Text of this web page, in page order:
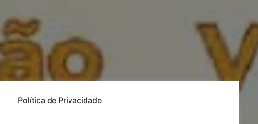
Política de Privacidade